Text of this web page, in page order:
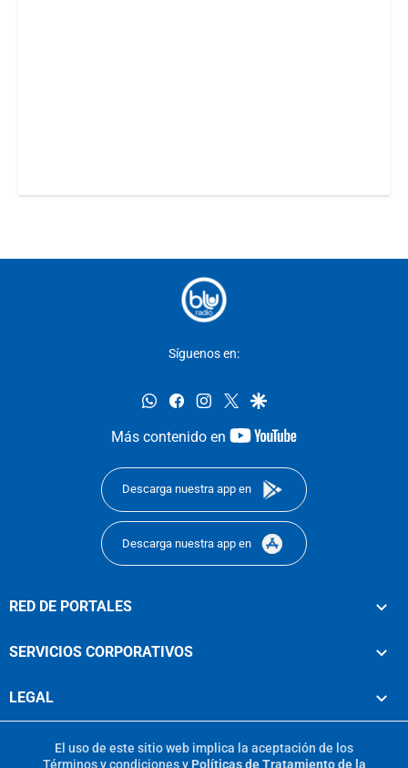
Síguenos en:
whatsappfacebookinstagram
twittergoogle
Más contenido en
youtube-
Descarga nuestra app en
Descarga nuestra app en
RED DE PORTALES
SERVICIOS CORPORATIVOS
LEGAL
El uso de este sitio web implica la aceptación de los
Términos y condicionesy Políticas de Tratamiento de la